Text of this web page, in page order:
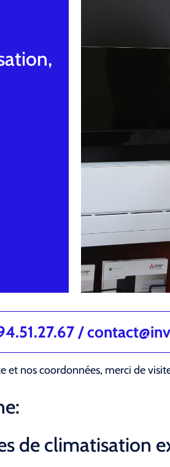
/
et nos coordonnées, merci de
de climatisation